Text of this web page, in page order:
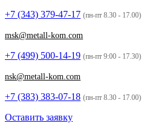
+7 (343) 379-47-17 (пн-пт 8.30 - 17.00)
msk@metall-kom.com
+7 (499) 500-14-19 (пн-пт 9:00 - 17.30)
nsk@metall-kom.com
+7 (383) 383-07-18 (пн-пт 8.30 - 17.00)
Оставить заявку